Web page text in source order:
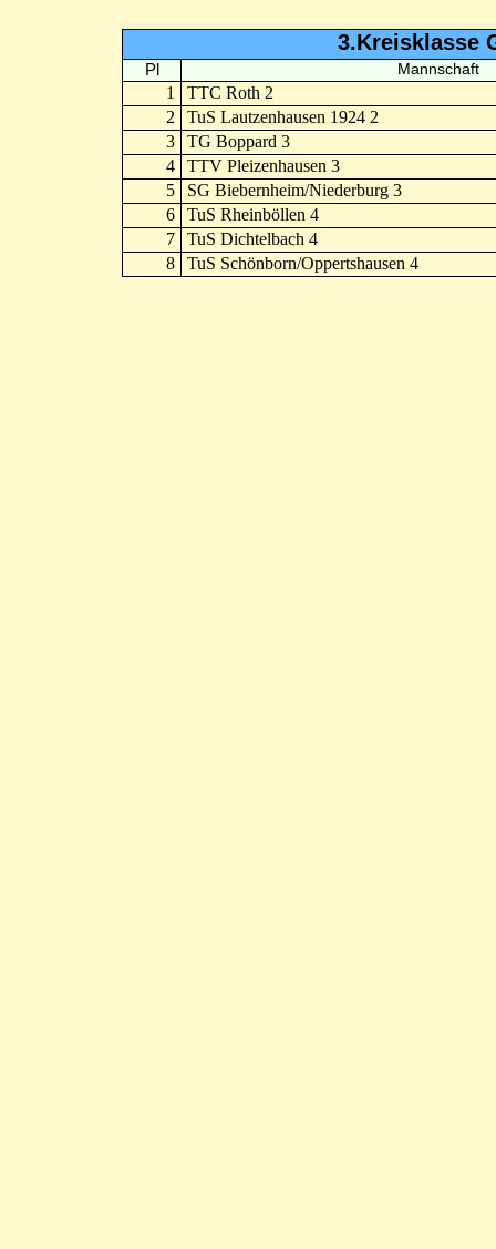
3.Kreisklasse
Pl Mannschaft
1
TTC Roth 2
2
TuS Lautzenhausen 1924 2
3
TG Boppard 3
4
TTV Pleizenhausen 3
5
SG Biebernheim/Niederburg 3
6
TuS Rheinböllen 4
7
TuS Dichtelbach 4
8
TuS Schönborn/Oppertshausen 4